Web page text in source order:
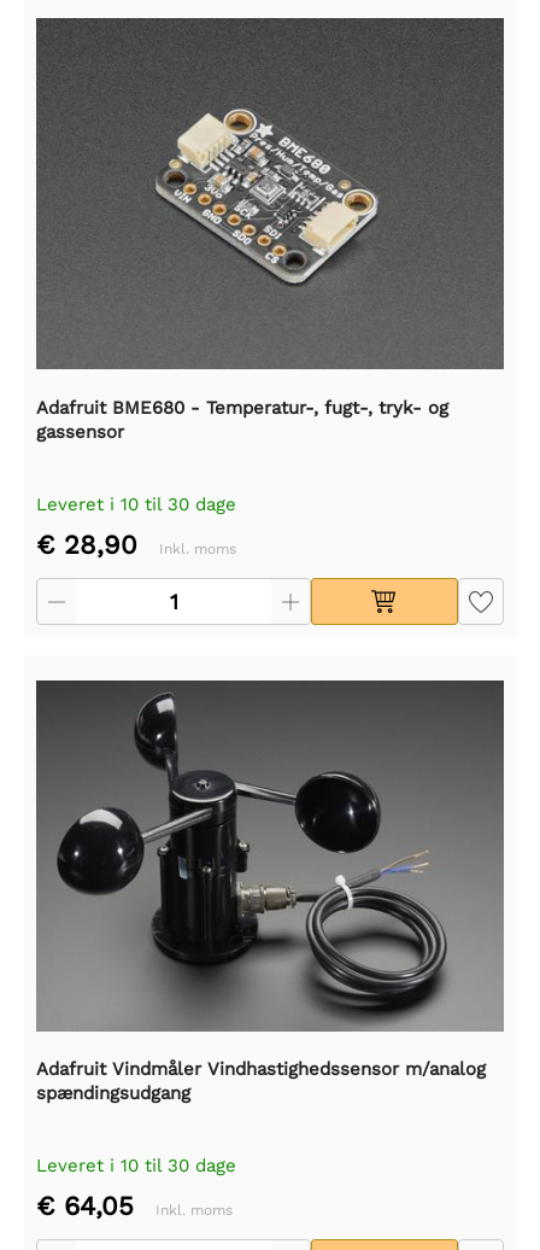
Adafruit BME680 - Temperatur-, fugt-, tryk- og
gassensor
Leveret i 10 til 30 dage
€ 28,90 Inkl. moms
Adafruit Vindmåler Vindhastighedssensor m/analog
spændingsudgang
Leveret i 10 til 30 dage
€ 64,05 Inkl. moms